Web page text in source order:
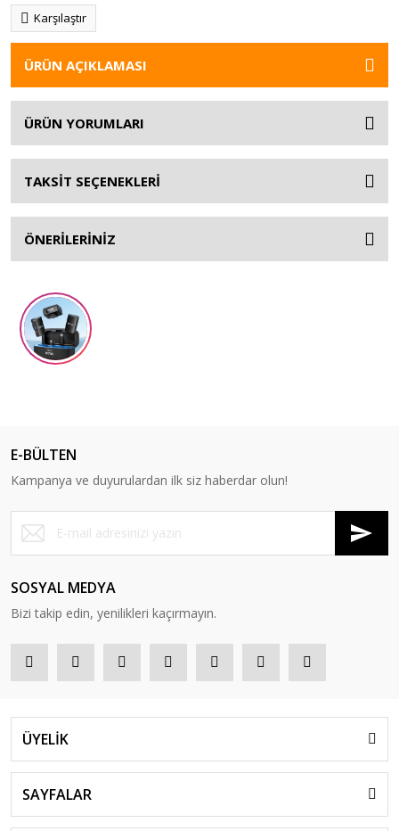
Karşılaştır
ÜRÜN AÇIKLAMASI
ÜRÜN YORUMLARI
TAKSİT SEÇENEKLERİ
ÖNERİLERİNİZ
E-BÜLTEN
Kampanya ve duyurulardan ilk siz haberdar olun!
SOSYAL MEDYA
Bizi takip edin, yenilikleri kaçırmayın.
ÜYELİK
SAYFALAR